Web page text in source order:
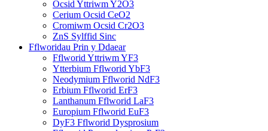
Ocsid Yttriwm Y2O3
Cerium Ocsid CeO2
Cromiwm Ocsid Cr2O3
ZnS Sylffid Sinc
Fflworidau Prin y Ddaear
Fflworid Yttriwm YF3
Ytterbium Fflworid YbF3
Neodymium Fflworid NdF3
Erbium Fflworid ErF3
Lanthanum Fflworid LaF3
Europium Fflworid EuF3
DyF3 Fflworid Dysprosium